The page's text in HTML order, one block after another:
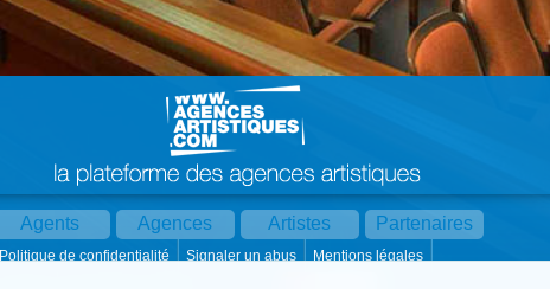
Agents Agences Artistes Partenaires
Politique de confidentialité Signaler un abus
Mentions légales